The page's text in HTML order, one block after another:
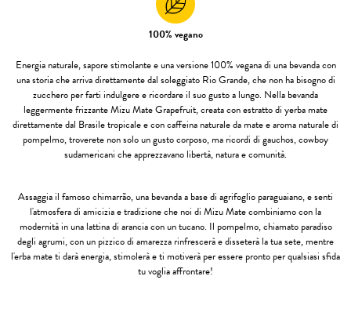
100% vegano
Energia naturale, sapore stimolante e una versione 100% vegana di una bevanda con
una storia che arriva direttamente dal soleggiato Rio Grande, che non ha bisogno di
zucchero per farti indulgere e ricordare il suo gusto a lungo. Nella bevanda
leggermente frizzante Mizu Mate Grapefruit, creata con estratto di yerba mate
direttamente dal Brasile tropicale e con caffeina naturale da mate e aroma naturale di
pompelmo, troverete non solo un gusto corposo, ma ricordi di gauchos, cowboy
sudamericani che apprezzavano libertà, natura e comunità.
Assaggia il famoso chimarrão, una bevanda a base di agrifoglio paraguaiano, e senti
l'atmosfera di amicizia e tradizione che noi di Mizu Mate combiniamo con la
modernità in una lattina di arancia con un tucano. Il pompelmo, chiamato paradiso
degli agrumi, con un pizzico di amarezza rinfrescerà e disseterà la tua sete, mentre
l'erba mate ti darà energia, stimolerà e ti motiverà per essere pronto per qualsiasi sfida
tu voglia affrontare!